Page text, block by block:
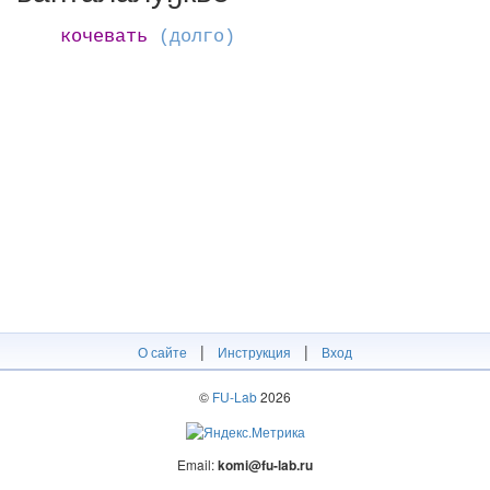
кочевать (долго)
О сайте | Инструкция | Вход
© FU-Lab2026
Email:komi@fu-lab.ru